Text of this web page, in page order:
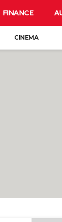
FINANCE
CINEMA